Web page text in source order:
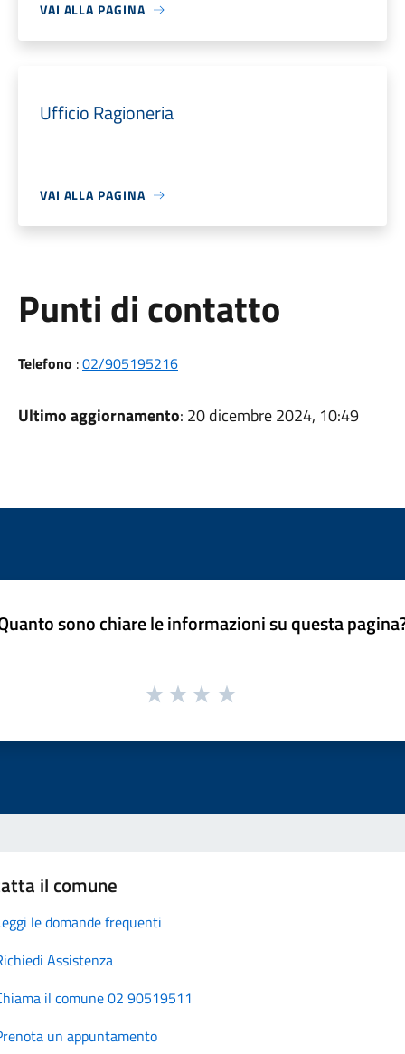
VAI ALLA PAGINA
Ufficio Ragioneria
VAI ALLA PAGINA
Punti di contatto
Telefono :02/905195216
Ultimo aggiornamento: 20 dicembre 2024, 10:49
sono chiare le informazioni su questa
il comune
le domande frequenti
Assistenza
il comune 02 90519511
un appuntamento